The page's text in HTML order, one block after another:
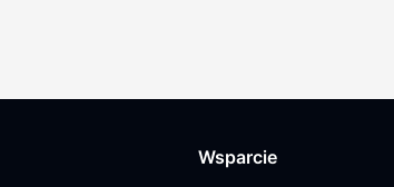
Wsparcie